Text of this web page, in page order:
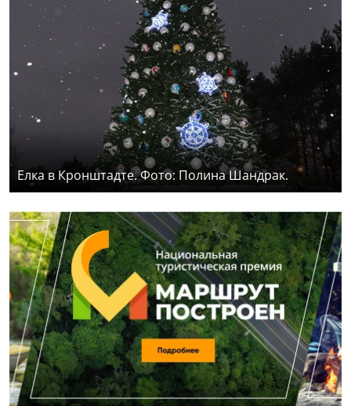
Елка в Кронштадте. Фото: Полина Шандрак.